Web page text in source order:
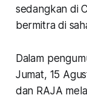
sedangkan di
bermitra di
Dalam
Jumat, 15
dan RAJA